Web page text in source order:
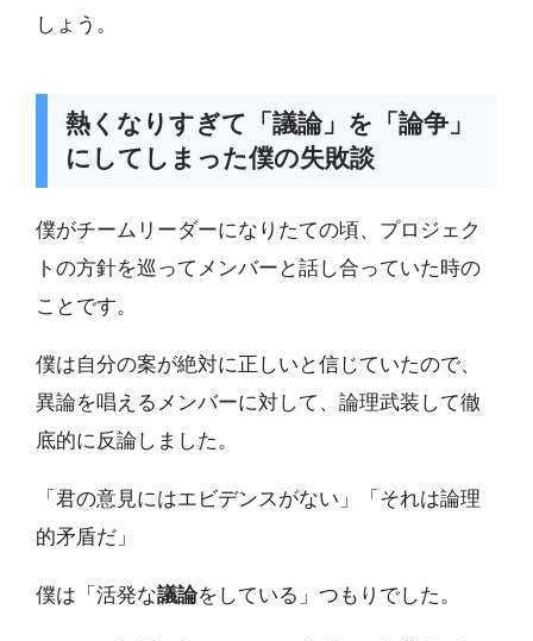
しょう。
熱くなりすぎて「議論」を「論争」
にしてしまった僕の失敗談
僕がチームリーダーになりたての頃、プロジェク
トの方針を巡ってメンバーと話し合っていた時の
ことです。
僕は自分の案が絶対に正しいと信じていたので、
異論を唱えるメンバーに対して、論理武装して徹
底的に反論しました。
「君の意見にはエビデンスがない」「それは論理
的矛盾だ」
僕は「活発な議論をしている」つもりでした。